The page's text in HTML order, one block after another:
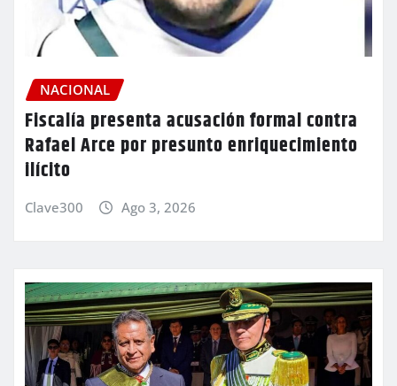
NACIONAL
Fiscalía presenta acusación formal contra
Rafael Arce por presunto enriquecimiento
ilícito
Clave300 Ago 3, 2026